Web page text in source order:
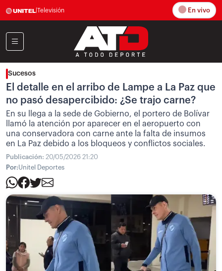
Televisión En vivo
Sucesos
El detalle en el arribo de Lampe a La Paz que
no pasó desapercibido: ¿Se trajo carne?
En su llega a la sede de Gobierno, el portero de Bolívar
llamó la atención por aparecer en el aeropuerto con
una conservadora con carne ante la falta de insumos
en La Paz debido a los bloqueos y conflictos sociales.
Publicación: 20/05/2026 21:20
Por:Unitel Deportes